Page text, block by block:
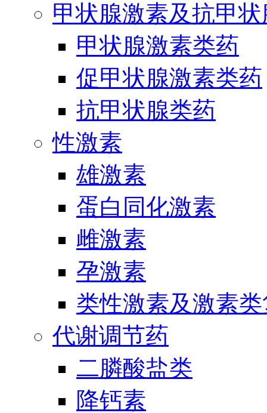
甲状腺激素及抗甲
甲状腺激素类药
促甲状腺激素类药
抗甲状腺类药
性激素
雄激素
蛋白同化激素
雌激素
孕激素
类性激素及激素
代谢调节药
二膦酸盐类
降钙素